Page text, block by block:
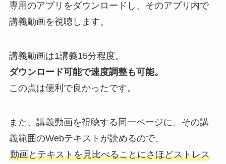
専用のアプリをダウンロードし、そのアプリ内で
講義動画を視聴します。
講義動画は1講義15分程度。
ダウンロード可能で速度調整も可能。
この点は便利で良かったです。
また、講義動画を視聴する同一ページに、その講
義範囲のWebテキストが読めるので、
動画とテキストを見比べることにさほどストレス